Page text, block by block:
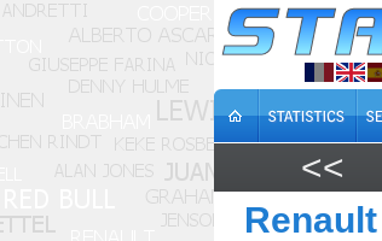
<<
Renault